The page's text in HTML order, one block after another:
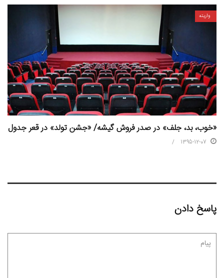
واریته
«خوب، بد، جلف» در صدر فروش گیشه/ «جشن تولد» در قعر جدول
1395-12-07
پاسخ دادن